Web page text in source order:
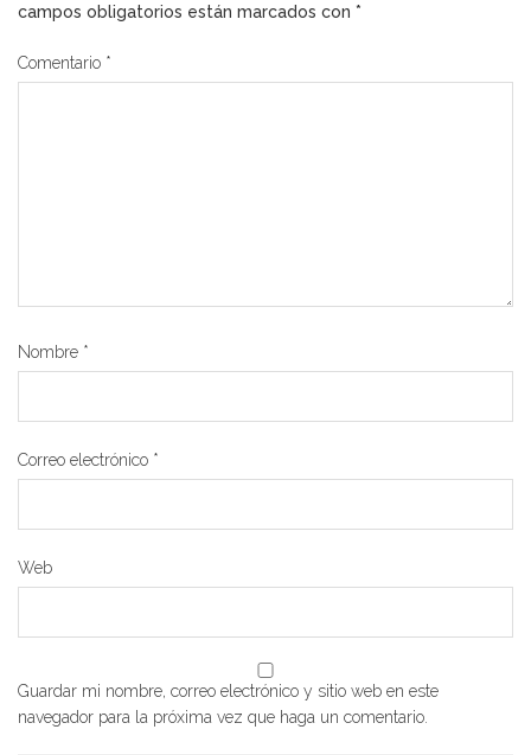
campos obligatorios están marcados con *
Comentario *
Nombre *
Correo electrónico *
Web
Guardar mi nombre, correo electrónico y sitio web en este
navegador para la próxima vez que haga un comentario.